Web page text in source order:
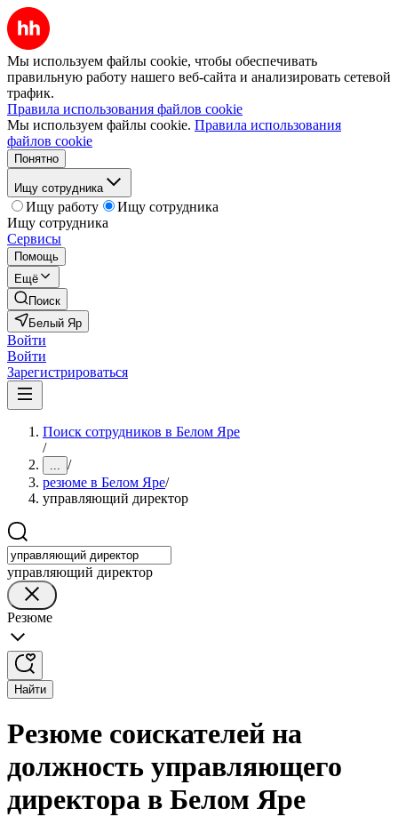
Мы используем файлы cookie, чтобы обеспечивать
правильную работу нашего веб-сайта и анализировать сетевой
трафик.
Правила использования файлов cookie
Мы используем файлы cookie. Правила использования
файлов cookie
Понятно
Ищу сотрудника
Ищу работу
Ищу сотрудника
Ищу сотрудника
Сервисы
Помощь
Ещё
Поиск
Белый Яр
Войти
Войти
Зарегистрироваться
Поиск сотрудников в Белом Яре
/
... /
резюме в Белом Яре/
управляющий директор
управляющий директор
Резюме
Найти
Резюме соискателей на
должность управляющего
директора в Белом Яре